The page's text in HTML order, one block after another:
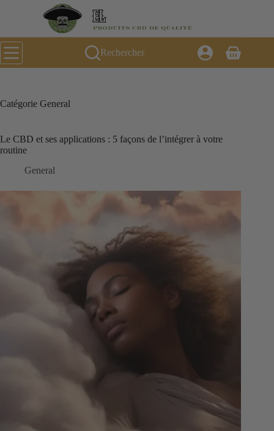
Rechercher
Panier
d’achat
Catégorie General
Le CBD et ses applications : 5 façons de l’intégrer à votre
routine
General